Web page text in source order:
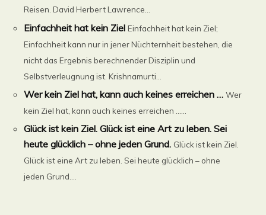
Reisen. David Herbert Lawrence...
Einfachheit hat kein Ziel Einfachheit hat kein Ziel;
Einfachheit kann nur in jener Nüchternheit bestehen, die
nicht das Ergebnis berechnender Disziplin und
Selbstverleugnung ist. Krishnamurti...
Wer kein Ziel hat, kann auch keines erreichen … Wer
kein Ziel hat, kann auch keines erreichen …...
Glück ist kein Ziel. Glück ist eine Art zu leben. Sei
heute glücklich – ohne jeden Grund. Glück ist kein Ziel.
Glück ist eine Art zu leben. Sei heute glücklich – ohne
jeden Grund....